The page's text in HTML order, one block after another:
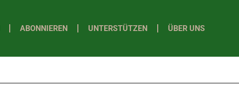
ABONNIEREN UNTERSTÜTZEN ÜBER UNS